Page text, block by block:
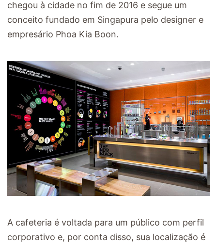
chegou à cidade no fim de 2016 e segue um
conceito fundado em Singapura pelo designer e
empresário Phoa Kia Boon.
A cafeteria é voltada para um público com perfil
corporativo e, por conta disso, sua localização é